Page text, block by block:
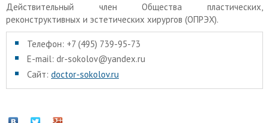
Действительный член Общества пластических,
реконструктивных и эстетических хирургов (ОПРЭХ).
Телефон: +7 (495) 739-95-73
E-mail: dr-sokolov@yandex.ru
Сайт: doctor-sokolov.ru